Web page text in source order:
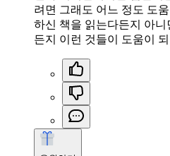
려면 그래도 어느 정도 도
하신 책을 읽는다든지 아
든지 이런 것들이 도움이